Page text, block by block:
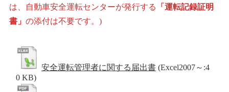
は、自動車安全運転センターが発行する
「運転記録証明
書」 の添付は不要です。)
安全運転管理者に関する届出書 (Excel2007～:4
0 KB)